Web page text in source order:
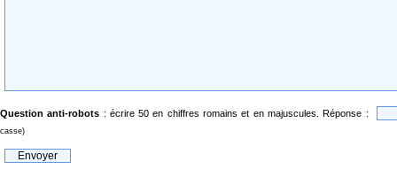
Question anti-robots : écrire 50 en chiffres romains et en majuscules. Réponse :
casse)